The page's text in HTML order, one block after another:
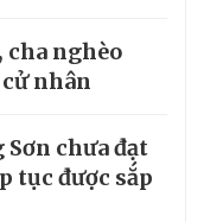
cha nghèo
nhân
Sơn chưa đạt
tục được sắp